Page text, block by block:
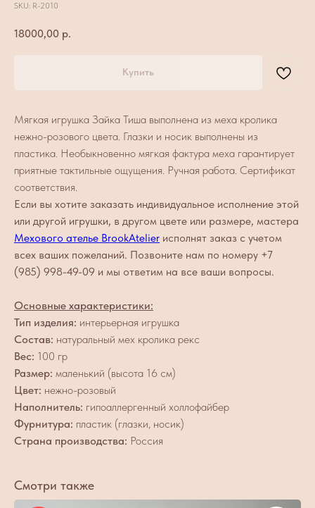
SKU: R-2010
18000,00 р.
Купить
Мягкая игрушка Зайка Тиша выполнена из меха кролика
нежно-розового цвета. Глазки и носик выполнены из
пластика. Необыкновенно мягкая фактура меха гарантирует
приятные тактильные ощущения. Ручная работа. Сертификат
соответствия.
Если вы хотите заказать индивидуальное исполнение этой
или другой игрушки, в другом цвете или размере, мастера
Мехового ателье BrookAtelier исполнят заказ с учетом
всех ваших пожеланий. Позвоните нам по номеру +7
(985) 998-49-09 и мы ответим на все ваши вопросы.
Основные характеристики:
Тип изделия: интерьерная игрушка
Состав: натуральный мех кролика рекс
Вес: 100 гр
Размер: маленький (высота 16 см)
Цвет: нежно-розовый
Наполнитель: гипоаллергенный холлофайбер
Фурнитура: пластик (глазки, носик)
Страна производства: Россия
Смотри также